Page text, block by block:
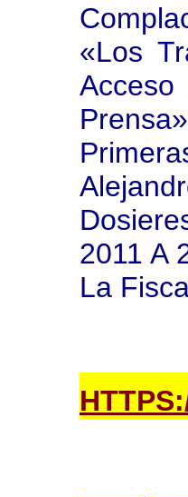
«los
Acceso
2011 A
La